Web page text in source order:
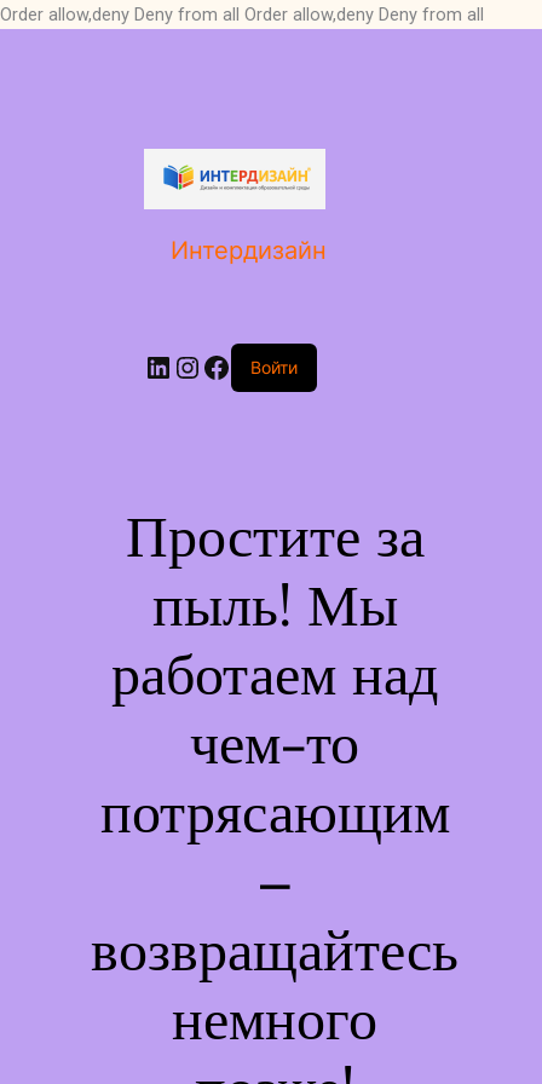
Order allow,deny Deny from all Order allow,deny Deny from all
Интердизайн
LinkedIn
Instagram
Facebook
Войти
Простите за
пыль! Мы
работаем над
чем-то
потрясающим
–
возвращайтесь
немного